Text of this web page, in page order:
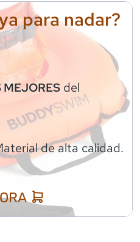
para nadar?
MEJORES del
de alta calidad.